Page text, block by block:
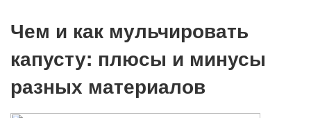
Чем и как мульчировать
капусту: плюсы и минусы
разных материалов